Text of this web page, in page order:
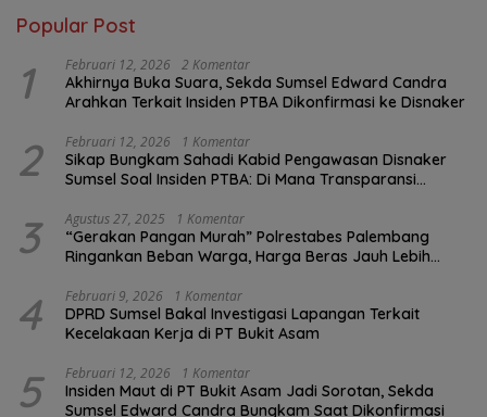
Popular Post
1 Februari 12, 2026 2 Komentar
Akhirnya Buka Suara, Sekda Sumsel Edward Candra
Arahkan Terkait Insiden PTBA Dikonfirmasi ke Disnaker
2 Februari 12, 2026 1 Komentar
Sikap Bungkam Sahadi Kabid Pengawasan Disnaker
Sumsel Soal Insiden PTBA: Di Mana Transparansi
3 Agustus 27, 2025 1 Komentar
“Gerakan Pangan Murah” Polrestabes Palembang
Ringankan Beban Warga, Harga Beras Jauh Lebih
4 Februari 9, 2026 1 Komentar
DPRD Sumsel Bakal Investigasi Lapangan Terkait
Kecelakaan Kerja di PT Bukit Asam
5 Februari 12, 2026 1 Komentar
Insiden Maut di PT Bukit Asam Jadi Sorotan, Sekda
Sumsel Edward Candra Bungkam Saat Dikonfirmasi